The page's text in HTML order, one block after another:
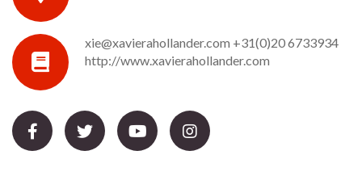
xie@xavierahollander.com +31(0)20 6733934
http://www.xavierahollander.com